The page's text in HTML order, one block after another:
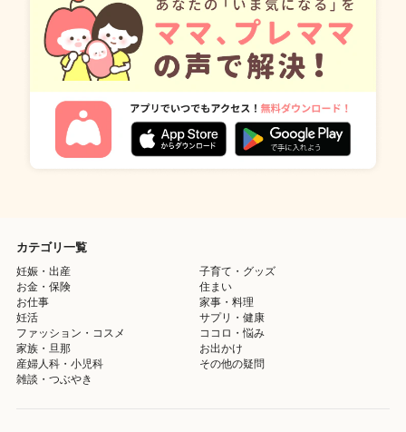
カテゴリ一覧
妊娠・出産
子育て・グッズ
お金・保険
住まい
お仕事
家事・料理
妊活
サプリ・健康
ファッション・コスメ
ココロ・悩み
家族・旦那
お出かけ
産婦人科・小児科
その他の疑問
雑談・つぶやき